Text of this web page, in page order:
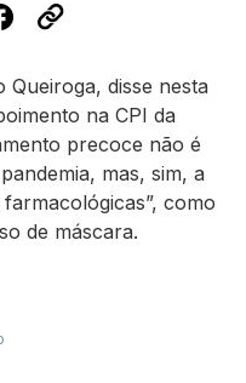
disse nesta
na CPI da
precoce não é
mas, sim, a
como
de máscara.